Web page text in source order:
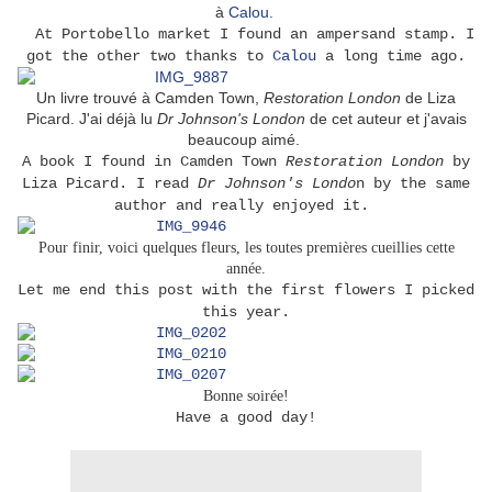
à Calou.
At Portobello market I found an ampersand stamp. I
got the other two thanks to Calou a long time ago.
Un livre trouvé à Camden Town, Restoration London de Liza
Picard. J'ai déjà lu Dr Johnson's London de cet auteur et j'avais
beaucoup aimé.
A book I found in Camden Town Restoration London by
Liza Picard. I read Dr Johnson's London by the same
author and really enjoyed it.
Pour finir, voici quelques fleurs, les toutes premières cueillies cette
année.
Let me end this post with the first flowers I picked
this year.
Bonne soirée!
Have a good day!